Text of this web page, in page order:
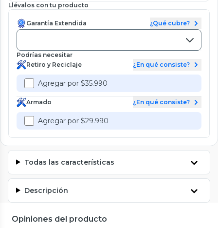
Llévalos con tu producto
Garantía Extendida ¿Qué cubre?
Podrías necesitar
Retiro y Reciclaje
¿En qué consiste?
Agregar por $35.990
Armado ¿En qué consiste?
Agregar por $29.990
Todas las características
Descripción
Opiniones del producto